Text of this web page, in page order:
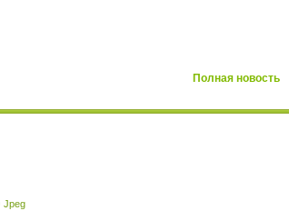
Полная новость